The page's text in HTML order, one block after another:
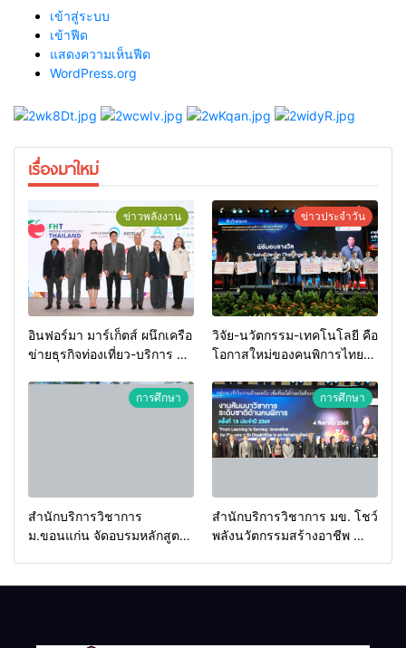
เข้าสู่ระบบ
เข้าฟีด
แสดงความเห็นฟีด
WordPress.org
เรื่องมาใหม่
ข่าวพลังงาน
อินฟอร์มา มาร์เก็ตส์ ผนึกเครือ
ข่ายธุรกิจท่องเที่ยว-บริการ จัด
2026 เชื่อม 4 งานใหญ่ สร้าง
โอกาสธุรกิจครบวงจร ด้วย
ข่าวประจำวัน
วิจัย-นวัตกรรม-เทคโนโลยี คือ
โอกาสใหม่ของคนพิการไทย
ประเทศ
การศึกษา
สำนักบริการวิชาการ
ม.ขอนแก่น จัดอบรมหลักสูตร
การศึกษา
สำนักบริการวิชาการ มข. โชว์
พลังนวัตกรรมสร้างอาชีพ นำ